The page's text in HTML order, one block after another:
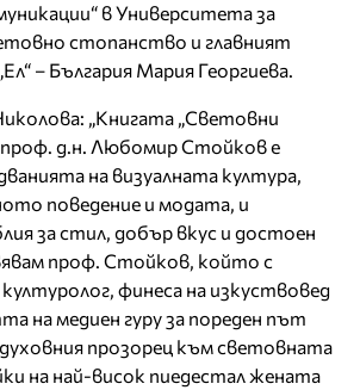
в Университета за
стопанство и главният
– България Мария Георгиева.
„Книгата „Световни
проф. д.н. Любомир Стойков е
на визуалната култура,
поведение и модата, и
за стил, добър вкус и достоен
проф. Стойков, който с
финеса на изкуствовед
на медиен гуру за пореден път
прозорец към световната
на най-висок пиедестал жената